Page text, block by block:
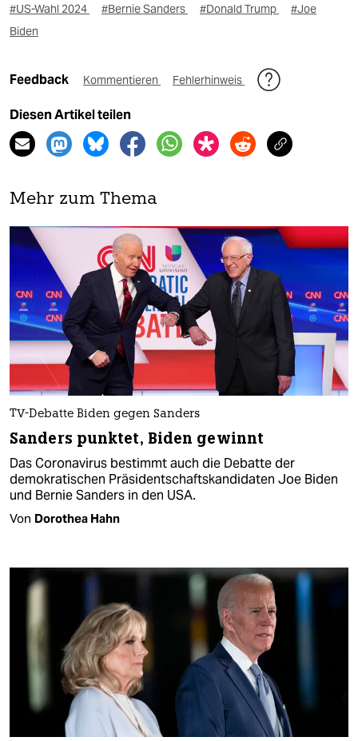
#US-Wahl 2024 #Bernie Sanders #Donald Trump
#Joe
Biden
Feedback Kommentieren Fehlerhinweis
Diesen Artikel teilen
Mehr zum Thema
TV-Debatte Biden gegen Sanders
Sanders punktet, Biden gewinnt
Das Coronavirus bestimmt auch die Debatte der
demokratischen Präsidentschaftskandidaten Joe Biden
und Bernie Sanders in den USA.
Von Dorothea Hahn